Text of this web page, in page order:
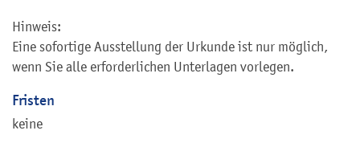
Hinweis:
Eine sofortige Ausstellung der Urkunde ist nur möglich,
wenn Sie alle erforderlichen Unterlagen vorlegen.
Fristen
keine